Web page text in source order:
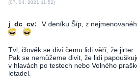
(07. 04. 2021 11:52)
j_dc_cv: V deníku Šíp, z
Tvl, člověk se diví čemu lidi věří, že jirter...
Pak se nemůžeme divit, že lidi
v hlavách po testech nebo Volného
letadel.